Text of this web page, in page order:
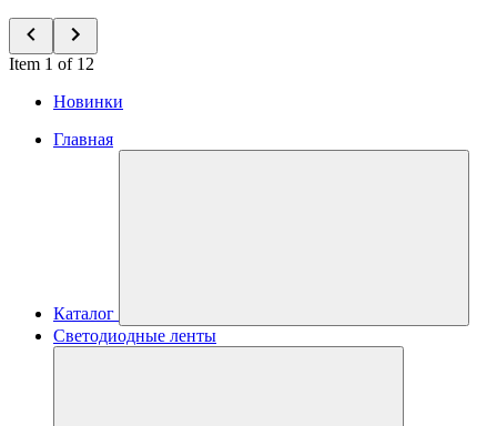
Item 1 of 12
Новинки
Главная
Каталог
Светодиодные ленты